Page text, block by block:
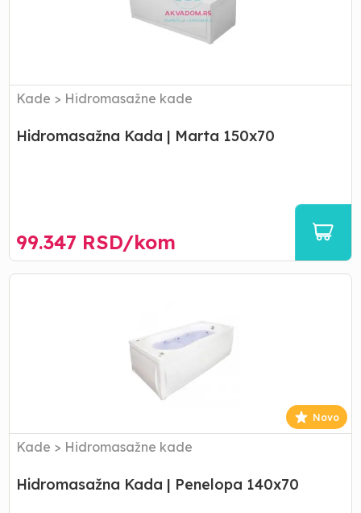
Kade > Hidromasažne kade
Hidromasažna Kada | Marta 150x70
99.347 RSD/kom
Hidromasažna
Novo
Kade > Hidromasažne kade
Hidromasažna Kada | Penelopa 140x70